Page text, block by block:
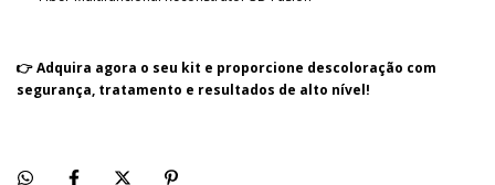
👉 Adquira agora o seu kit e proporcione descoloração com
segurança, tratamento e resultados de alto nível!